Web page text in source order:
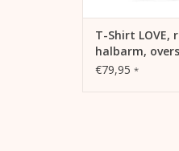
T-Shirt LOVE,
halbarm,
Schnitt,
€79,95 *